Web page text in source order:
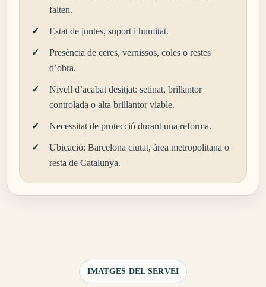
falten.
Estat de juntes, suport i humitat.
Presència de ceres, vernissos, coles o restes
d’obra.
Nivell d’acabat desitjat: setinat, brillantor
controlada o alta brillantor viable.
Necessitat de protecció durant una reforma.
Ubicació: Barcelona ciutat, àrea metropolitana o
resta de Catalunya.
IMATGES DEL SERVEI